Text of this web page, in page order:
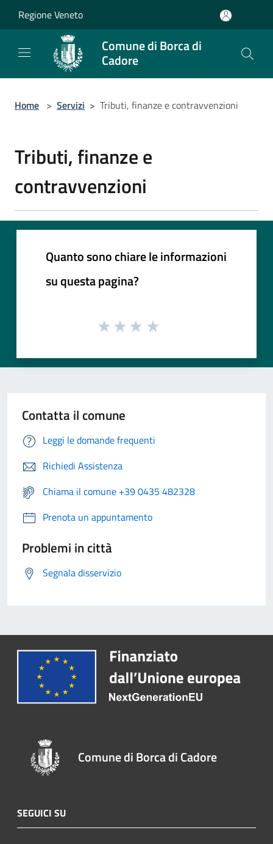
Regione Veneto
Comune di Borca di
Cadore
Home > Servizi > Tributi, finanze e contravvenzioni
Tributi, finanze e
contravvenzioni
Quanto sono chiare le informazioni
su questa pagina?
Contatta il comune
Leggi le domande frequenti
Richiedi Assistenza
Chiama il comune +39 0435 482328
Prenota un appuntamento
Problemi in città
Segnala disservizio
Comune di Borca di Cadore
SEGUICI SU